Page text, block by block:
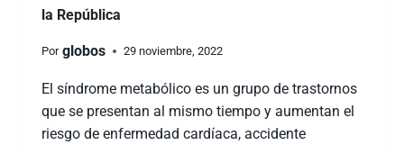
la República
Por globos 29 noviembre, 2022
El síndrome metabólico es un grupo de trastornos
que se presentan al mismo tiempo y aumentan el
riesgo de enfermedad cardíaca, accidente